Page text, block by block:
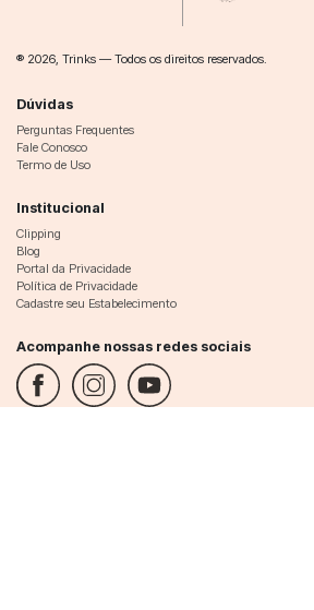
® 2026, Trinks — Todos os direitos reservados.
Dúvidas
Perguntas Frequentes
Fale Conosco
Termo de Uso
Institucional
Clipping
Blog
Portal da Privacidade
Política de Privacidade
Cadastre seu Estabelecimento
Acompanhe nossas redes sociais